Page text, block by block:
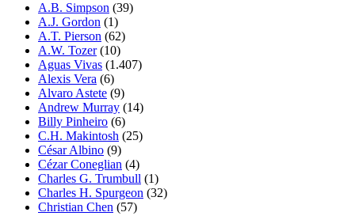
A.B. Simpson (39)
A.J. Gordon (1)
A.T. Pierson (62)
A.W. Tozer(10)
Aguas Vivas (1.407)
Alexis Vera (6)
Alvaro Astete (9)
Andrew Murray (14)
Billy Pinheiro (6)
C.H. Makintosh (25)
César Albino (9)
Cézar Coneglian (4)
Charles G. Trumbull (1)
Charles H. Spurgeon (32)
Christian Chen (57)